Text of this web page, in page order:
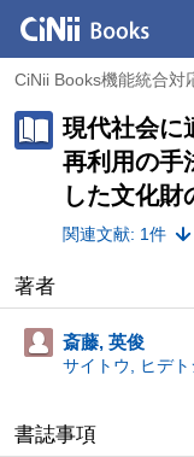
CiNii Books機能統合対
現代社会に
再利用の手
した文化財
関連文献: 1件
著者
斎藤, 英俊
サイトウ, ヒデト
書誌事項